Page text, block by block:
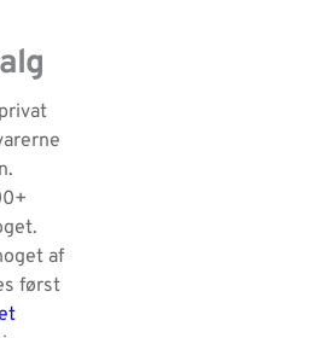
af
først